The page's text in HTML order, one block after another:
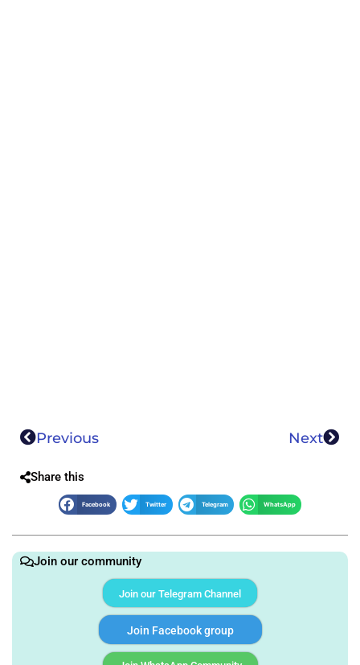
Previous Next
Share this
Facebook Twitter Telegram WhatsApp
Join our community
Join our Telegram Channel
Join Facebook group